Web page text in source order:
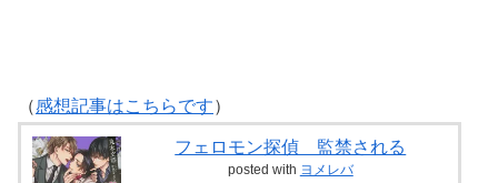
（感想記事はこちらです）
フェロモン探偵 監禁される
posted with ヨメレバ